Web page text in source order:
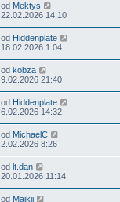
od Mektys
22.02.2026 14:10
od Hiddenplate
18.02.2026 1:04
od kobza
9.02.2026 21:40
od Hiddenplate
6.02.2026 14:32
od MichaelC
2.02.2026 8:26
od lt.dan
20.01.2026 11:14
od Majkii